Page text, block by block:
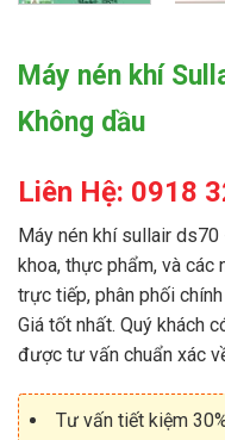
Máy nén khí
Không dầu
Liên Hệ: 0918
Máy nén khí sullair
khoa, thực phẩm, và các
trực tiếp, phân phối
Giá tốt nhất. Quý khách
được tư vấn chuẩn xác
Tư vấn tiết kiệm